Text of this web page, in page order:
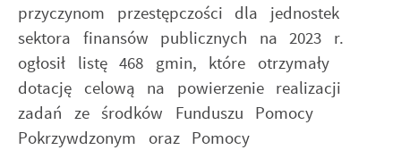
przyczynom przestępczości dla jednostek
sektora finansów publicznych na 2023 r.
ogłosił listę 468 gmin, które otrzymały
dotację celową na powierzenie realizacji
zadań ze środków Funduszu Pomocy
Pokrzywdzonym oraz Pomocy